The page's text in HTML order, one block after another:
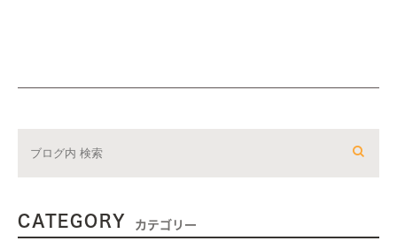
CATEGORY カテゴリー